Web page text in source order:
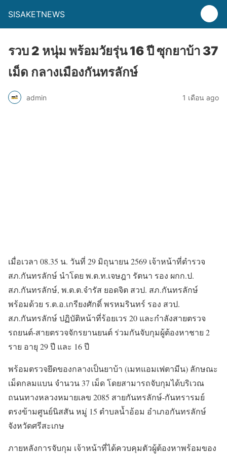
SISAKETNEWS
รวบ 2 หนุ่ม พร้อมวัยรุ่น 16 ปี ซุกยาบ้า 37
เม็ด กลางเมืองกันทรลักษ์
admin 1 เดือน ago
เมื่อเวลา 08.35 น. วันที่ 29 มิถุนายน 2569 เจ้าหน้าที่ตำรวจ
สภ.กันทรลักษ์ นำโดย พ.ต.ท.เจษฎา รัตนา รอง ผกก.ป.
สภ.กันทรลักษ์, พ.ต.ต.จำรัส ยอดจิต สวป. สภ.กันทรลักษ์
พร้อมด้วย ร.ต.อ.เกรียงศักดิ์ พรหมรินทร์ รอง สวป.
สภ.กันทรลักษ์ ปฏิบัติหน้าที่ร้อยเวร 20 และกำลังสายตรวจ
รถยนต์-สายตรวจจักรยานยนต์ ร่วมกันจับกุมผู้ต้องหาชาย 2
ราย อายุ 29 ปี และ 16 ปี
พร้อมตรวจยึดของกลางเป็นยาบ้า (เมทแอมเฟตามีน) ลักษณะ
เม็ดกลมแบน จำนวน 37 เม็ด โดยสามารถจับกุมได้บริเวณ
ถนนทางหลวงหมายเลข 2085 สายกันทรลักษ์-กันทรารมย์
ตรงข้ามศูนย์นิสสัน หมู่ 15 ตำบลน้ำอ้อม อำเภอกันทรลักษ์
จังหวัดศรีสะเกษ
ภายหลังการจับกุม เจ้าหน้าที่ได้ควบคุมตัวผู้ต้องหาพร้อมของ